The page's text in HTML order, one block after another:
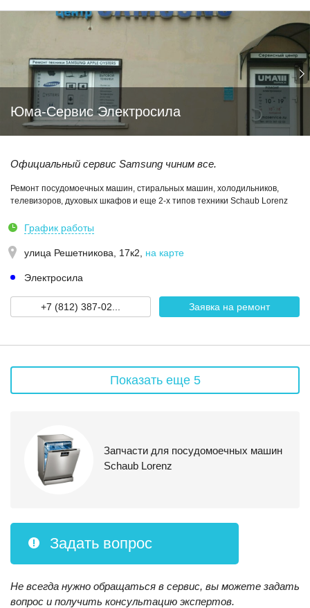
Юма-Сервис Электросила
Официальный сервис Samsung чиним все.
Ремонт посудомоечных машин, стиральных машин, холодильников,
телевизоров, духовых шкафов и еще 2-х типов техники Schaub Lorenz
График работы
улица Решетникова, 17к2 на карте
Электросила
+7 (812) 387-02... Заявка на ремонт
Показать еще 5
Запчасти для посудомоечных машин
Schaub Lorenz
Задать вопрос
Не всегда нужно обращаться в сервис, вы можете задать
вопрос и получить консультацию экспертов.